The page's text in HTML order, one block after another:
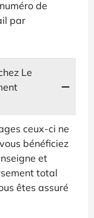
de
par
Le
ceux-ci ne
bénéficiez
et
total
êtes assuré